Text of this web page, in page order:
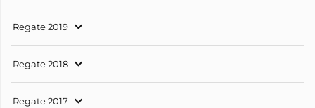
Regate 2019
Regate 2018
Regate 2017